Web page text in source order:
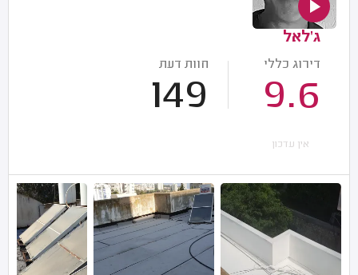
ג'לאל
דירוג כללי
9.6
חוות דעת
149
אין עדכון